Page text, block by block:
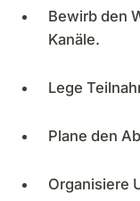
Bewirb den
Kanäle.
Lege
Plane den
Organisiere